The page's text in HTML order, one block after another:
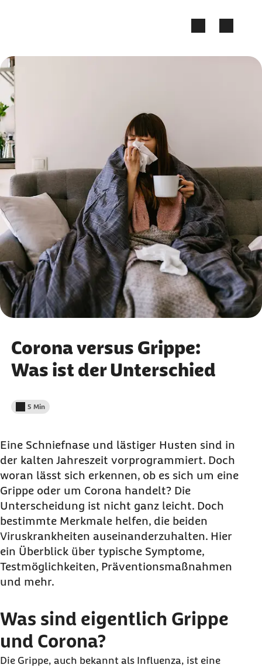
Corona versus Grippe:
Was ist der Unterschied
Lesedauer weniger als
5 Min
Eine Schniefnase und lästiger Husten sind in
der kalten Jahreszeit vorprogrammiert. Doch
woran lässt sich erkennen, ob es sich um eine
Grippe oder um Corona handelt? Die
Unterscheidung ist nicht ganz leicht. Doch
bestimmte Merkmale helfen, die beiden
Viruskrankheiten auseinanderzuhalten. Hier
ein Überblick über typische Symptome,
Testmöglichkeiten, Präventionsmaßnahmen
und mehr.
Was sind eigentlich Grippe
und Corona?
Die Grippe, auch bekannt als Influenza, ist eine